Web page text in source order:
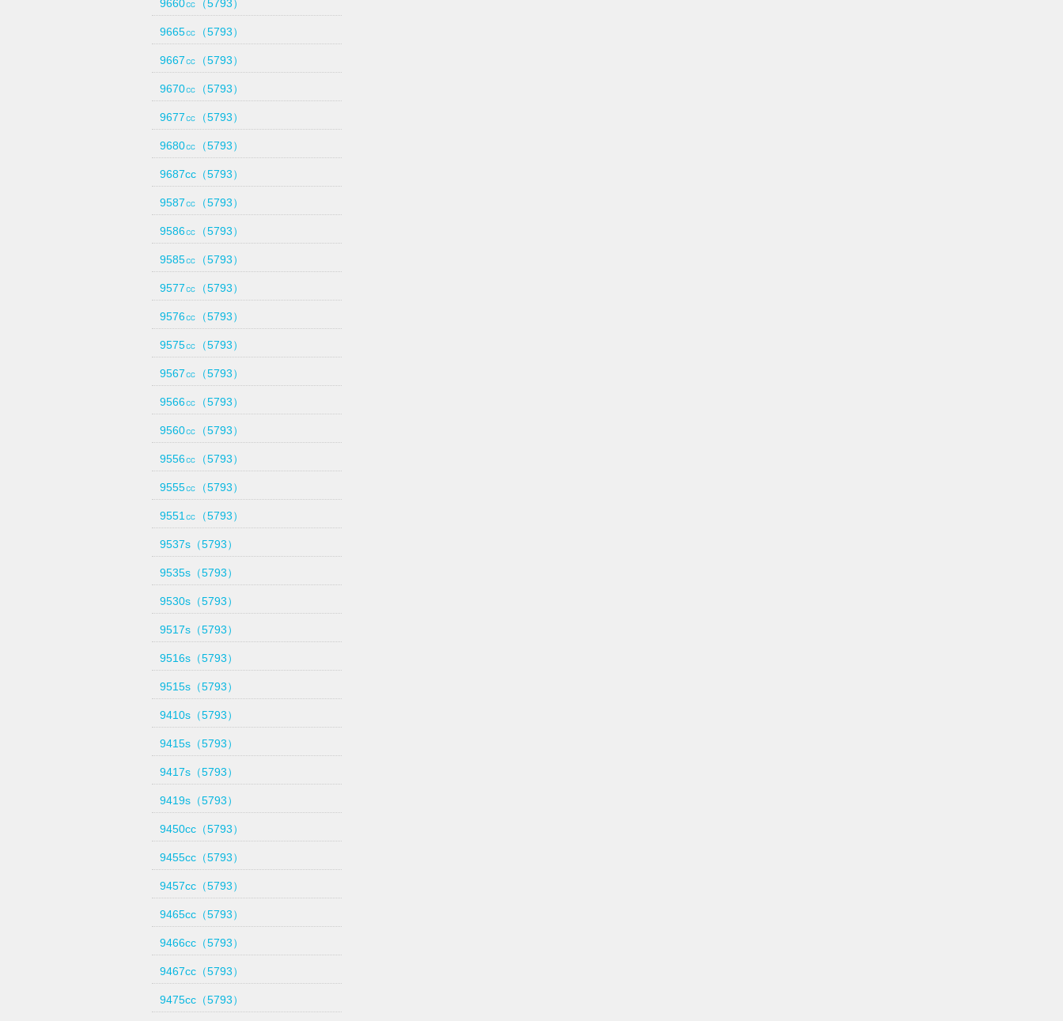
9660㏄（5793）
9665㏄（5793）
9667㏄（5793）
9670㏄（5793）
9677㏄（5793）
9680㏄（5793）
9687cc（5793）
9587㏄（5793）
9586㏄（5793）
9585㏄（5793）
9577㏄（5793）
9576㏄（5793）
9575㏄（5793）
9567㏄（5793）
9566㏄（5793）
9560㏄（5793）
9556㏄（5793）
9555㏄（5793）
9551㏄（5793）
9537s（5793）
9535s（5793）
9530s（5793）
9517s（5793）
9516s（5793）
9515s（5793）
9410s（5793）
9415s（5793）
9417s（5793）
9419s（5793）
9450cc（5793）
9455cc（5793）
9457cc（5793）
9465cc（5793）
9466cc（5793）
9467cc（5793）
9475cc（5793）